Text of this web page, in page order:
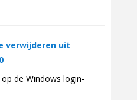
verwijderen uit
de Windows login-